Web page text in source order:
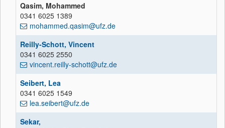
Qasim, Mohammed
0341 6025 1389
mohammed.qasim@ufz.de
Reilly-Schott, Vincent
0341 6025 2550
vincent.reilly-schott@ufz.de
Seibert, Lea
0341 6025 1549
lea.seibert@ufz.de
Sekar,